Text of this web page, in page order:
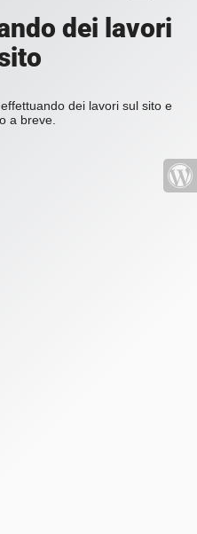
dei lavori
dei lavori sul sito e
a breve.